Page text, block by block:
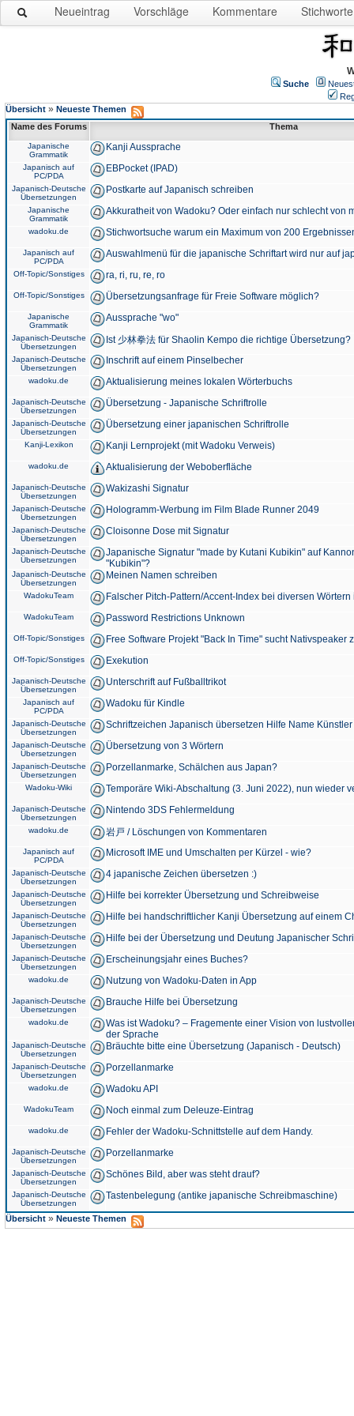
Neueintrag Vorschläge Kommentare Stichworte
Suche
Übersicht » Neueste Themen
Name des Forums
Thema
Japanische
Grammatik
Kanji Aussprache
Japanisch auf
PC/PDA
EBPocket (IPAD)
Japanisch-Deutsche
Übersetzungen
Postkarte auf Japanisch schreiben
Japanische
Grammatik
Akkuratheit von Wadoku? Oder einfach nur schlecht von
wadoku.de Stichwortsuche warum ein Maximum von 200
Japanisch auf
PC/PDA
Auswahlmenü für die japanische Schriftart wird nur auf
Off-Topic/Sonstiges ra, ri, ru, re, ro
Off-Topic/Sonstiges Übersetzungsanfrage für Freie Software möglich?
Japanische
Grammatik
Aussprache "wo"
Japanisch-Deutsche
Übersetzungen
Ist 少林拳法 für Shaolin Kempo die richtige Übersetzung?
Japanisch-Deutsche
Übersetzungen
Inschrift auf einem Pinselbecher
wadoku.de Aktualisierung meines lokalen Wörterbuchs
Japanisch-Deutsche
Übersetzungen
Übersetzung - Japanische Schriftrolle
Japanisch-Deutsche
Übersetzungen
Übersetzung einer japanischen Schriftrolle
Kanji-Lexikon Kanji Lernprojekt (mit Wadoku Verweis)
wadoku.de Aktualisierung der Weboberfläche
Japanisch-Deutsche
Übersetzungen
Wakizashi Signatur
Japanisch-Deutsche
Übersetzungen
Hologramm-Werbung im Film Blade Runner 2049
Japanisch-Deutsche
Übersetzungen
Cloisonne Dose mit Signatur
Japanisch-Deutsche
Übersetzungen
Japanische Signatur "made by Kutani Kubikin" auf
"Kubikin"?
Japanisch-Deutsche
Übersetzungen
Meinen Namen schreiben
WadokuTeam Falscher Pitch-Pattern/Accent-Index bei diversen
WadokuTeam Password Restrictions Unknown
Off-Topic/Sonstiges Free Software Projekt "Back In Time" sucht Nativspeaker
Off-Topic/Sonstiges Exekution
Japanisch-Deutsche
Übersetzungen
Unterschrift auf Fußballtrikot
Japanisch auf
PC/PDA
Wadoku für Kindle
Japanisch-Deutsche
Übersetzungen
Schriftzeichen Japanisch übersetzen Hilfe Name
Japanisch-Deutsche
Übersetzungen
Übersetzung von 3 Wörtern
Japanisch-Deutsche
Übersetzungen
Porzellanmarke, Schälchen aus Japan?
Wadoku-Wiki Temporäre Wiki-Abschaltung (3. Juni 2022), nun wieder
Japanisch-Deutsche
Übersetzungen
Nintendo 3DS Fehlermeldung
wadoku.de 岩戸 / Löschungen von Kommentaren
Japanisch auf
PC/PDA
Microsoft IME und Umschalten per Kürzel - wie?
Japanisch-Deutsche
Übersetzungen
4 japanische Zeichen übersetzen :)
Japanisch-Deutsche
Übersetzungen
Hilfe bei korrekter Übersetzung und Schreibweise
Japanisch-Deutsche
Übersetzungen
Hilfe bei handschriftlicher Kanji Übersetzung auf einem
Japanisch-Deutsche
Übersetzungen
Hilfe bei der Übersetzung und Deutung Japanischer
Japanisch-Deutsche
Übersetzungen
Erscheinungsjahr eines Buches?
wadoku.de Nutzung von Wadoku-Daten in App
Japanisch-Deutsche
Übersetzungen
Brauche Hilfe bei Übersetzung
wadoku.de
Was ist Wadoku? – Fragemente einer Vision von
der Sprache
Japanisch-Deutsche
Übersetzungen
Bräuchte bitte eine Übersetzung (Japanisch - Deutsch)
Japanisch-Deutsche
Übersetzungen
Porzellanmarke
wadoku.de Wadoku API
WadokuTeam Noch einmal zum Deleuze-Eintrag
wadoku.de Fehler der Wadoku-Schnittstelle auf dem Handy.
Japanisch-Deutsche
Übersetzungen
Porzellanmarke
Japanisch-Deutsche
Übersetzungen
Schönes Bild, aber was steht drauf?
Japanisch-Deutsche
Übersetzungen
Tastenbelegung (antike japanische Schreibmaschine)
Übersicht » Neueste Themen